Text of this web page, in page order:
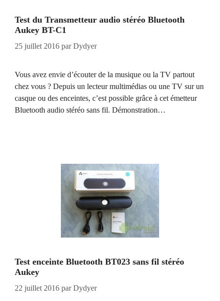
Test du Transmetteur audio stéréo Bluetooth
Aukey BT-C1
25 juillet 2016 parDydyer
Vous avez envie d’écouter de la musique ou la TV partout
chez vous ? Depuis un lecteur multimédias ou une TV sur un
casque ou des enceintes, c’est possible grâce à cet émetteur
Bluetooth audio stéréo sans fil. Démonstration…
Test enceinte Bluetooth BT023 sans fil stéréo
Aukey
22 juillet 2016 parDydyer